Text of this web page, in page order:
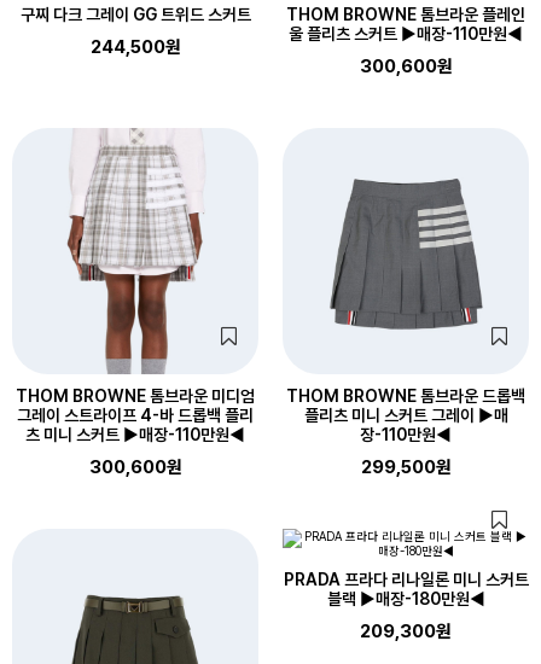
구찌 다크 그레이 GG 트위드 스커트
244,500원
THOM BROWNE 톰브라운 플레인
울 플리츠 스커트 ▶매장-110만원◀
300,600원
THOM BROWNE 톰브라운 미디엄
그레이 스트라이프 4-바 드롭백 플리
츠 미니 스커트 ▶매장-110만원◀
300,600원
THOM BROWNE 톰브라운 드롭백
플리츠 미니 스커트 그레이 ▶매
장-110만원◀
299,500원
PRADA 프라다 리나일론 미니 스커트
블랙 ▶매장-180만원◀
209,300원